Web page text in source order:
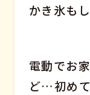
かき氷も
電動でお
ど…初め